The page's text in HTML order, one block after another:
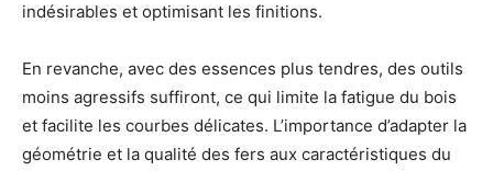
indésirables et optimisant les finitions.
En revanche, avec des essences plus tendres, des outils
moins agressifs suffiront, ce qui limite la fatigue du bois
et facilite les courbes délicates. L’importance d’adapter la
géométrie et la qualité des fers aux caractéristiques du